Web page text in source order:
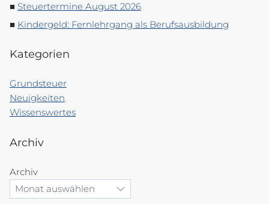
Steuertermine August 2026
Kindergeld: Fernlehrgang als Berufsausbildung
Kategorien
Grundsteuer
Neuigkeiten
Wissenswertes
Archiv
Archiv